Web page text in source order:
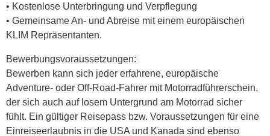
• Kostenlose Unterbringung und Verpflegung
• Gemeinsame An- und Abreise mit einem europäischen
KLIM Repräsentanten.
Bewerbungsvoraussetzungen:
Bewerben kann sich jeder erfahrene, europäische
Adventure‑ oder Off-Road‑Fahrer mit Motorradführerschein,
der sich auch auf losem Untergrund am Motorrad sicher
fühlt. Ein gültiger Reisepass bzw. Voraussetzungen für eine
Einreiseerlaubnis in die USA und Kanada sind ebenso